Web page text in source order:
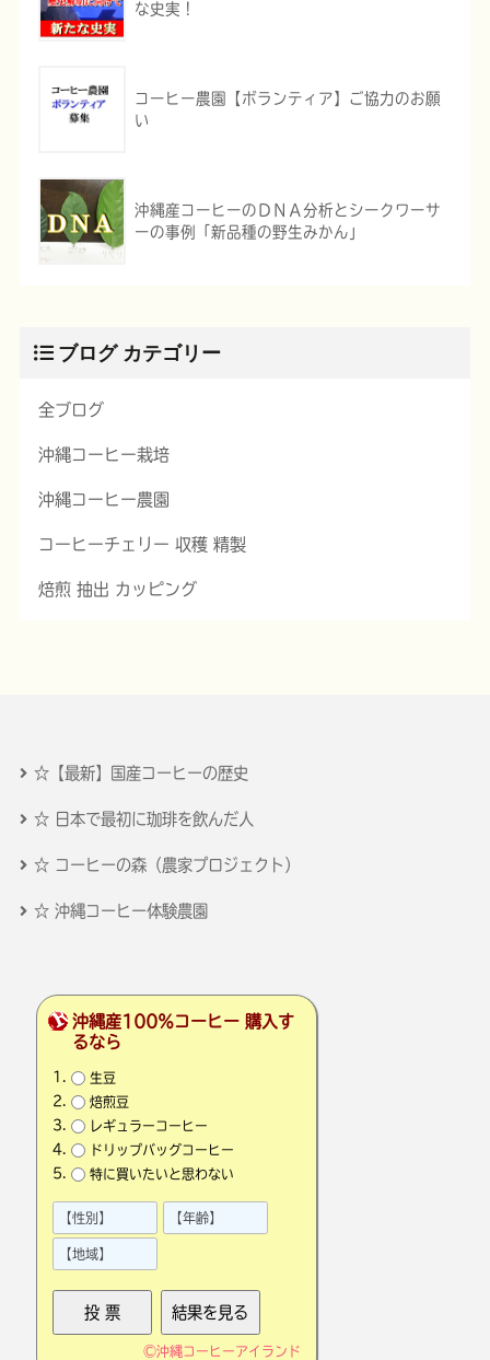
な史実！
コーヒー農園【ボランティア】ご協力のお願
い
沖縄産コーヒーのＤＮＡ分析とシークワーサ
ーの事例「新品種の野生みかん」
ブログ カテゴリー
全ブログ
沖縄コーヒー栽培
沖縄コーヒー農園
コーヒーチェリー 収穫 精製
焙煎 抽出 カッピング
☆【最新】国産コーヒーの歴史
☆ 日本で最初に珈琲を飲んだ人
☆ コーヒーの森（農家プロジェクト）
☆ 沖縄コーヒー体験農園
沖縄産100％コーヒー 購入す
るなら
生豆
焙煎豆
レギュラーコーヒー
ドリップバッグコーヒー
特に買いたいと思わない
©沖縄コーヒーアイランド